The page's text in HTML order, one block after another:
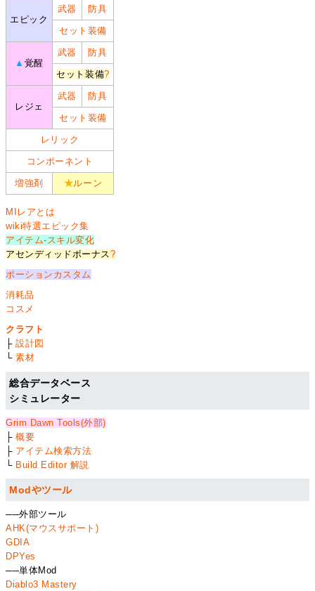
エピック
武器 防具
セット装備
▲ 覚醒
武器 防具
セット装備?
レジェ
武器 防具
セット装備
レリック
コンポーネント
増強剤 ★ルーン
MIレアとは
wiki特選エピック集
アイテム-スキル変化
アセンディッドボーナス?
ポーションカスタム
消耗品
コスメ
クラフト
├設計図
└素材
総合データベース
シミュレーター
Grim Dawn Tools(外部)
├概要
├ アイテム検索方法
└ Build Editor 解説
Modやツール
──外部ツール
AHK(マウスサポート)
GDIA
DPYes
──単体Mod
Diablo3 Mastery